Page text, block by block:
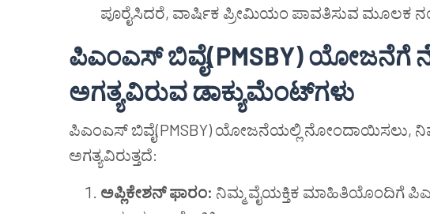
ಪೂರೈಸಿದರೆ, ವಾರ್ಷಿಕ ಪ್ರೀಮಿಯಂ ಪಾವತಿಸುವ ಮೂಲಕ
ಪಿಎಂಎಸ್ ಬಿವೈ(PMSBY)
ಅಗತ್ಯವಿರುವ ಡಾಕ್ಯುಮೆಂಟ್‌ಗಳು
ಪಿಎಂಎಸ್ ಬಿವೈ(PMSBY) ಯೋಜನೆಯಲ್ಲಿ ನೋಂದಾಯಿಸಲು,
ಅಗತ್ಯವಿರುತ್ತದೆ:
ಅಪ್ಲಿಕೇಶನ್ ಫಾರಂ: ನಿಮ್ಮ ವೈಯಕ್ತಿಕ ಮಾಹಿತಿಯೊಂದಿಗೆ